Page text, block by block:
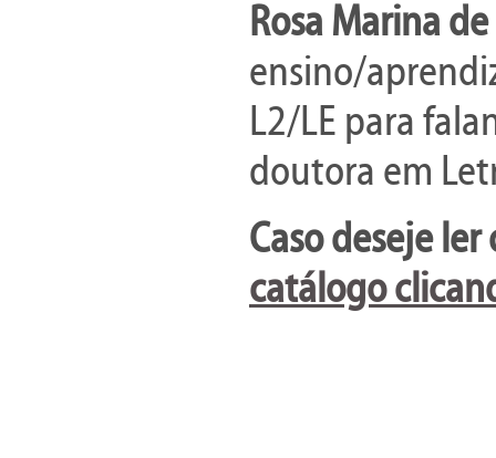
Rosa Marina
ensino/
L2/LE para
doutora em
Caso deseje
catálogo